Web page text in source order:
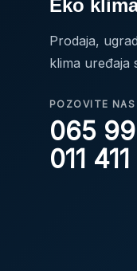
Eko
Prodaja,
klima uređaja
POZOVITE NAS
065
011